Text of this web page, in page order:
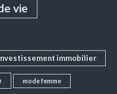
vie
immobilier
mode femme